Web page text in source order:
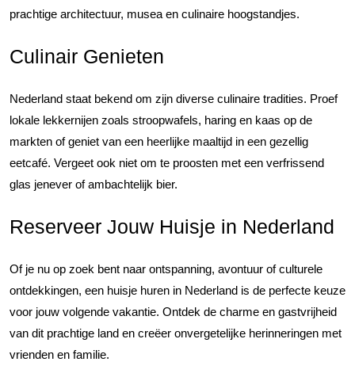
prachtige architectuur, musea en culinaire hoogstandjes.
Culinair Genieten
Nederland staat bekend om zijn diverse culinaire tradities. Proef
lokale lekkernijen zoals stroopwafels, haring en kaas op de
markten of geniet van een heerlijke maaltijd in een gezellig
eetcafé. Vergeet ook niet om te proosten met een verfrissend
glas jenever of ambachtelijk bier.
Reserveer Jouw Huisje in Nederland
Of je nu op zoek bent naar ontspanning, avontuur of culturele
ontdekkingen, een huisje huren in Nederland is de perfecte keuze
voor jouw volgende vakantie. Ontdek de charme en gastvrijheid
van dit prachtige land en creëer onvergetelijke herinneringen met
vrienden en familie.